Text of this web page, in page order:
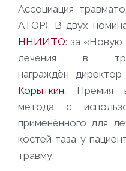
Ассоциация
АТОР). В двух
ННИИТО: за «Новую
лечения в
награждён директор
Корыткин. Премия
метода с
применённого для
костей таза у
травму.